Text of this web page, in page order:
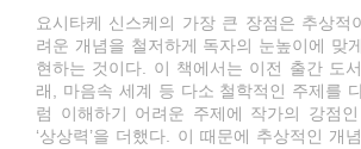
요시타케 신스케의 가장 큰 장점은 추상적
려운 개념을 철저하게 독자의 눈높이에 맞
현하는 것이다. 이 책에서는 이전 출간 도
래, 마음속 세계 등 다소 철학적인 주제를
럼 이해하기 어려운 주제에 작가의 강점인
‘상상력’을 더했다. 이 때문에 추상적인 개